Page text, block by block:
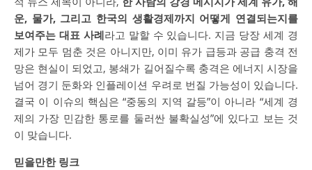
운, 물가, 그리고 한국의 생활경제까지 어떻게 연결되는지를
보여주는 대표 사례라고 말할 수 있습니다. 지금 당장 세계 경
제가 모두 멈춘 것은 아니지만, 이미 유가 급등과 공급 충격 전
망은 현실이 되었고, 봉쇄가 길어질수록 충격은 에너지 시장을
넘어 경기 둔화와 인플레이션 우려로 번질 가능성이 있습니다.
결국 이 이슈의 핵심은 “중동의 지역 갈등”이 아니라 “세계 경
제의 가장 민감한 통로를 둘러싼 불확실성”에 있다고 보는 것
이 맞습니다.
믿을만한 링크